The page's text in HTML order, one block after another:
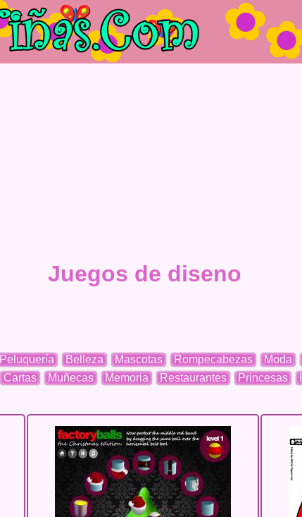
Juegos de diseno
Peluquería Belleza Mascotas Rompecabezas Moda
Cartas Muñecas Memoria Restaurantes Princesas